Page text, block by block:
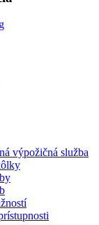
výpožičná služba